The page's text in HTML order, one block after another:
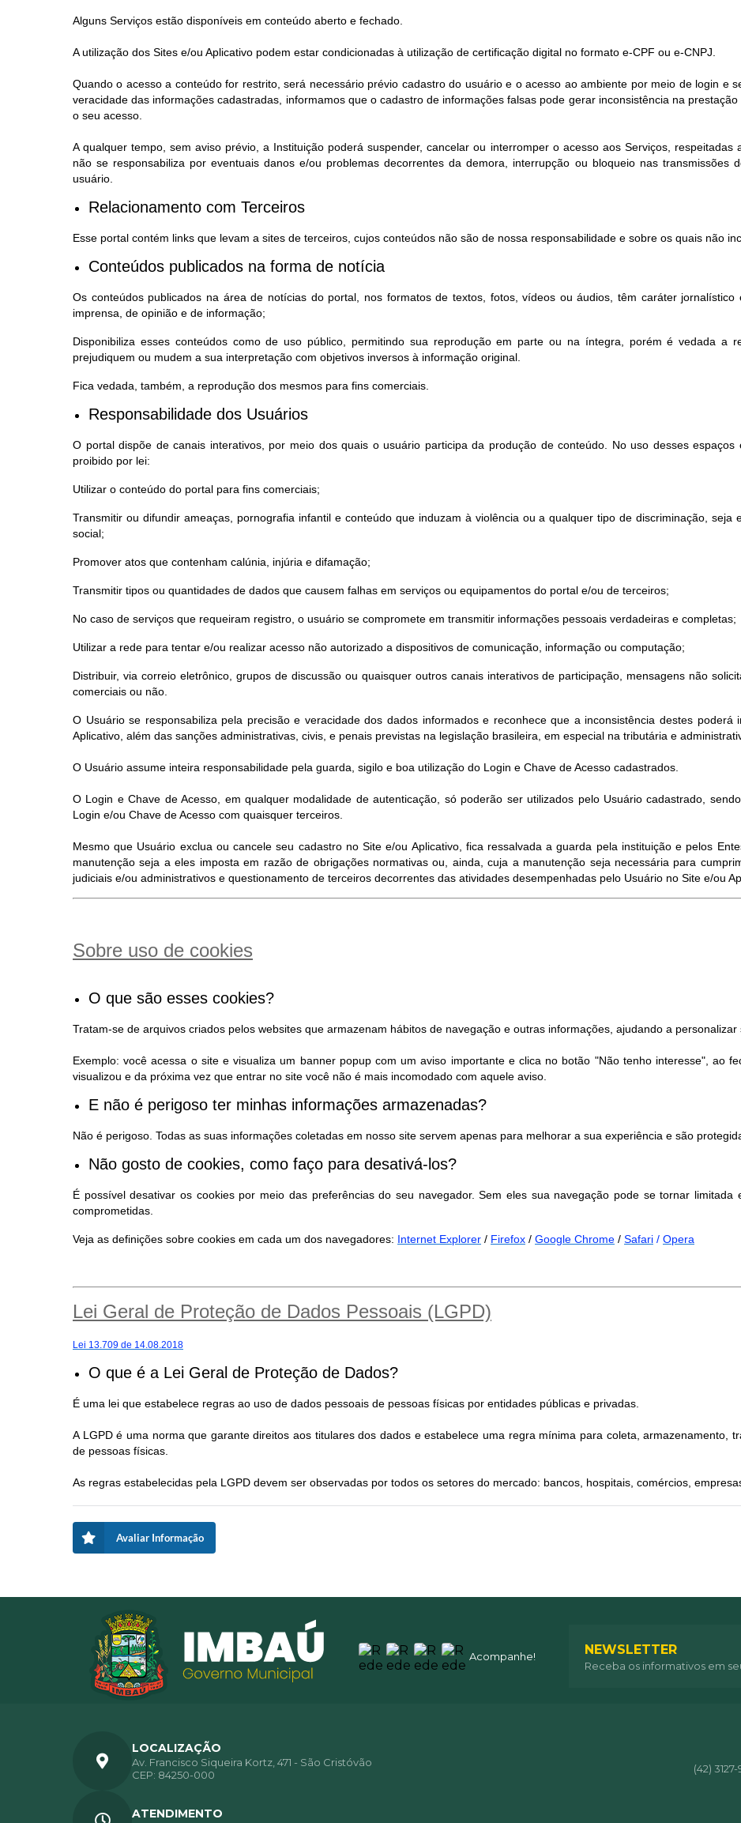
Alguns Serviços estão disponíveis em conteúdo aberto e fechado.
A utilização dos Sites e/ou Aplicativo podem estar condicionadas à utilização de certificação digital no formato e-CPF ou e-CNPJ.
Quando o acesso a conteúdo for restrito, será necessário prévio cadastro do usuário e o acesso ao ambiente por meio de login e
veracidade das informações cadastradas, informamos que o cadastro de informações falsas pode gerar inconsistência na
o seu acesso.
A qualquer tempo, sem aviso prévio, a Instituição poderá suspender, cancelar ou interromper o acesso aos Serviços, respeitadas
não se responsabiliza por eventuais danos e/ou problemas decorrentes da demora, interrupção ou bloqueio nas transmissões
usuário.
Relacionamento com Terceiros
Esse portal contém links que levam a sites de terceiros, cujos conteúdos não são de nossa responsabilidade e sobre os quais não
Conteúdos publicados na forma de notícia
Os conteúdos publicados na área de notícias do portal, nos formatos de textos, fotos, vídeos ou áudios, têm caráter
imprensa, de opinião e de informação;
Disponibiliza esses conteúdos como de uso público, permitindo sua reprodução em parte ou na íntegra, porém é vedada a
prejudiquem ou mudem a sua interpretação com objetivos inversos à informação original.
Fica vedada, também, a reprodução dos mesmos para fins comerciais.
Responsabilidade dos Usuários
O portal dispõe de canais interativos, por meio dos quais o usuário participa da produção de conteúdo. No uso desses
proibido por lei:
Utilizar o conteúdo do portal para fins comerciais;
Transmitir ou difundir ameaças, pornografia infantil e conteúdo que induzam à violência ou a qualquer tipo de discriminação, seja
social;
Promover atos que contenham calúnia, injúria e difamação;
Transmitir tipos ou quantidades de dados que causem falhas em serviços ou equipamentos do portal e/ou de terceiros;
No caso de serviços que requeiram registro, o usuário se compromete em transmitir informações pessoais verdadeiras e completas;
Utilizar a rede para tentar e/ou realizar acesso não autorizado a dispositivos de comunicação, informação ou computação;
Distribuir, via correio eletrônico, grupos de discussão ou quaisquer outros canais interativos de participação, mensagens não
comerciais ou não.
O Usuário se responsabiliza pela precisão e veracidade dos dados informados e reconhece que a inconsistência destes poderá
Aplicativo, além das sanções administrativas, civis, e penais previstas na legislação brasileira, em especial na tributária e
O Usuário assume inteira responsabilidade pela guarda, sigilo e boa utilização do Login e Chave de Acesso cadastrados.
O Login e Chave de Acesso, em qualquer modalidade de autenticação, só poderão ser utilizados pelo Usuário cadastrado,
Login e/ou Chave de Acesso com quaisquer terceiros.
Mesmo que Usuário exclua ou cancele seu cadastro no Site e/ou Aplicativo, fica ressalvada a guarda pela instituição e pelos
manutenção seja a eles imposta em razão de obrigações normativas ou, ainda, cuja a manutenção seja necessária para
judiciais e/ou administrativos e questionamento de terceiros decorrentes das atividades desempenhadas pelo Usuário no Site e/ou
Sobre uso de cookies
O que são esses cookies?
Tratam-se de arquivos criados pelos websites que armazenam hábitos de navegação e outras informações, ajudando a personalizar
Exemplo: você acessa o site e visualiza um banner popup com um aviso importante e clica no botão "Não tenho interesse", ao
visualizou e da próxima vez que entrar no site você não é mais incomodado com aquele aviso.
E não é perigoso ter minhas informações armazenadas?
Não é perigoso. Todas as suas informações coletadas em nosso site servem apenas para melhorar a sua experiência e são
Não gosto de cookies, como faço para desativá-los?
É possível desativar os cookies por meio das preferências do seu navegador. Sem eles sua navegação pode se tornar
comprometidas.
Veja as definições sobre cookies em cada um dos navegadores: Internet Explorer / Firefox / Google Chrome / Safari / Opera
Lei Geral de Proteção de Dados Pessoais (LGPD)
Lei 13.709 de 14.08.2018
O que é a Lei Geral de Proteção de Dados?
É uma lei que estabelece regras ao uso de dados pessoais de pessoas físicas por entidades públicas e privadas.
A LGPD é uma norma que garante direitos aos titulares dos dados e estabelece uma regra mínima para coleta, armazenamento,
de pessoas físicas.
As regras estabelecidas pela LGPD devem ser observadas por todos os setores do mercado: bancos, hospitais, comércios,
Avaliar Informação
Acompanhe! NEWSLETTER
Receba os informativos em
LOCALIZAÇÃO
Av. Francisco Siqueira Kortz, 471 - São Cristóvão
CEP: 84250-000
(42)
ATENDIMENTO